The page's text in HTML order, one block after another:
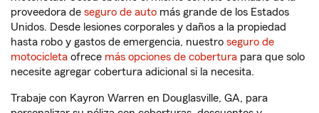
proveedora de seguro de auto más grande de los Estados
Unidos. Desde lesiones corporales y daños a la propiedad
hasta robo y gastos de emergencia, nuestro seguro de
motocicleta ofrece más opciones de cobertura para que solo
necesite agregar cobertura adicional si la necesita.
Trabaje con Kayron Warren en Douglasville, GA, para